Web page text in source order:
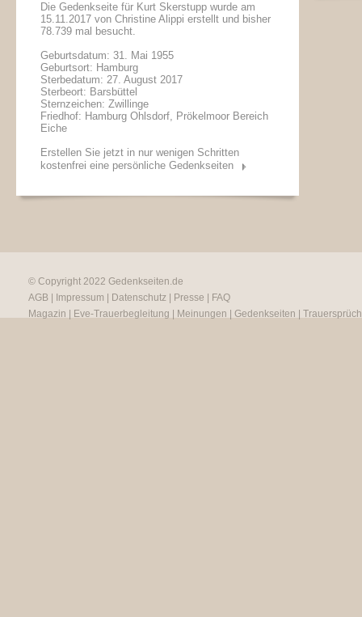
Die Gedenkseite für Kurt Skerstupp wurde am
15.11.2017 von Christine Alippi erstellt und bisher
78.739 mal besucht.
Geburtsdatum: 31. Mai 1955
Geburtsort: Hamburg
Sterbedatum: 27. August 2017
Sterbeort: Barsbüttel
Sternzeichen: Zwillinge
Friedhof: Hamburg Ohlsdorf, Prökelmoor Bereich
Eiche
Erstellen Sie jetzt in nur wenigen Schritten
kostenfrei eine persönliche Gedenkseiten
© Copyright 2022 Gedenkseiten.de
AGB
Impressum Datenschutz Presse
FAQ
Magazin
Eve-Trauerbegleitung Meinungen Gedenkseiten